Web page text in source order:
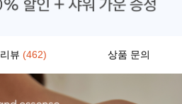
리뷰 (462) 상품 문의